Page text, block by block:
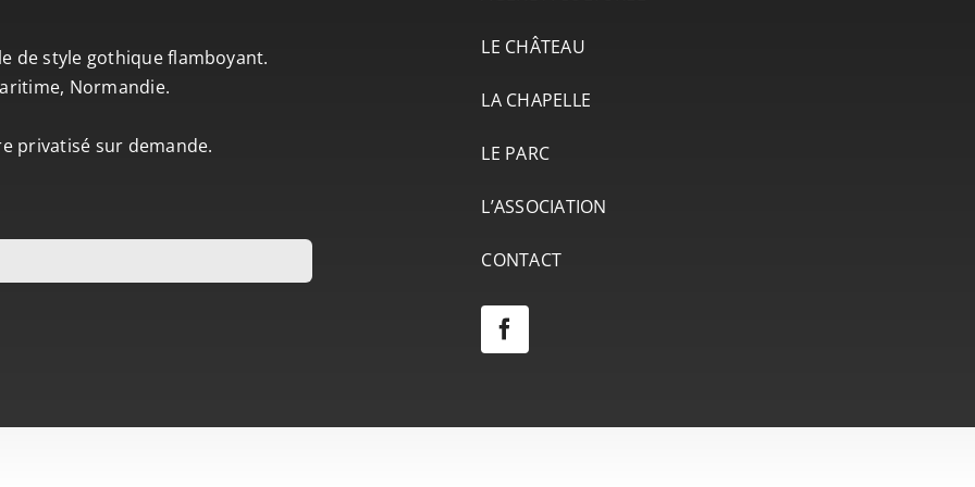
de style gothique flamboyant.
Normandie.
privatisé sur demande.
LE CHÂTEAU
LA CHAPELLE
LE PARC
L’ASSOCIATION
CONTACT